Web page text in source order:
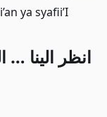
ya syafii’I
ﺍﻧﻈﺮ ﺍﻟﻴﻨﺎ …